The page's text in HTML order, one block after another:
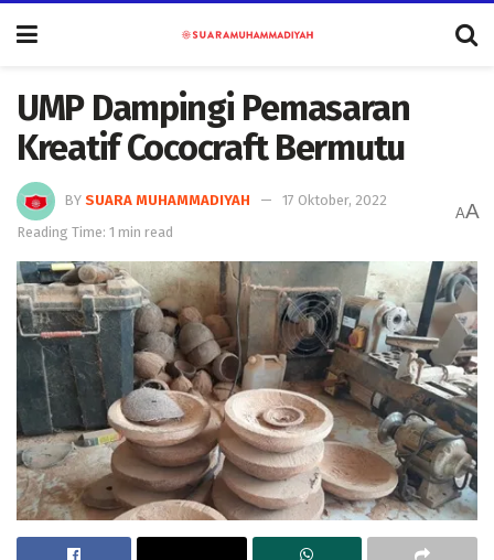
UMP Dampingi Pemasaran
Kreatif Cococraft Bermutu
BY SUARA MUHAMMADIYAH
17 Oktober, 2022
Reading Time: 1 min read
AA